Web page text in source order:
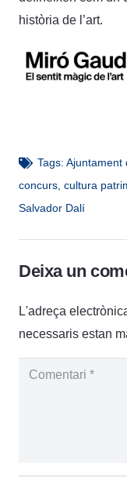
història de l’art.
Tags: Ajuntament
concurs cultura
Salvador Dalí
Deixa un
L'adreça
necessaris estan